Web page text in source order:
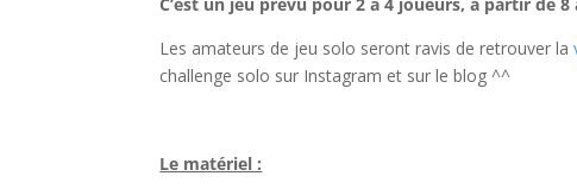
Les amateurs de jeu solo seront ravis de retrouver la
challenge solo sur Instagram et sur le blog ^^
Le matériel :